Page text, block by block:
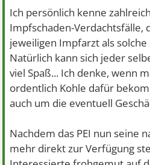
Ich persönlich kenne
Impfschaden-Verdachtsfälle,
jeweiligen Impfarzt als
Natürlich kann sich jeder
viel Spaß... Ich denke, wenn
ordentlich Kohle dafür
auch um die eventuell
Nachdem das PEI nun seine
mehr direkt zur Verfügung